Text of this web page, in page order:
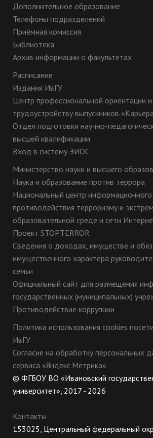
Дополнительное образование
Телефоны подразделений
Приёмная комиссия
Библиотека
Архив информации о факультетах
Расписание
Издания ИвГУ
Центр профессиональной ориентации
трудоустройству выпускников
Отдел подготовки научно-
высшей квалификации
Вход в систему ЭИОС
Министерство науки и высшего
Наука и образование против террора
Национальный центр информационного
противодействия терроризму и
образовательной среде и сети
Проект STOPTERROR
Сведения о доходах, имуществе и
имущественного характера
семьи
Официальный сайт для размещения
государственных (муниципальных)
Противодействие коррупции
Политика использования cookies
ИвГУ
Согласие на обработку персональных
сервиса «Яндекс.Метрика»
© ФГБОУ ВО «Ивановский
университет», 2017 - 2026
Контакты
153025, Центральный федеральный